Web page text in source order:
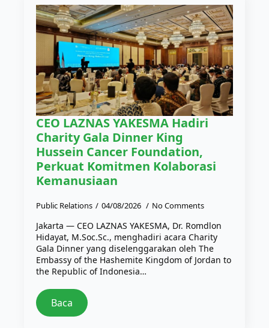
CEO LAZNAS YAKESMA Hadiri
Charity Gala Dinner King
Hussein Cancer Foundation,
Perkuat Komitmen Kolaborasi
Kemanusiaan
Public Relations 04/08/2026 No Comments
Jakarta — CEO LAZNAS YAKESMA, Dr. Romdlon
Hidayat, M.Soc.Sc., menghadiri acara Charity
Gala Dinner yang diselenggarakan oleh The
Embassy of the Hashemite Kingdom of Jordan to
the Republic of Indonesia…
Baca